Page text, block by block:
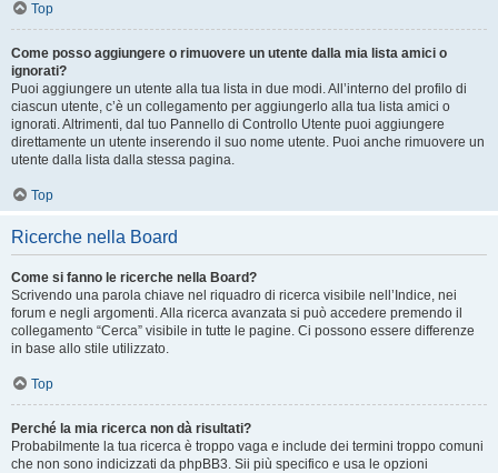
Top
Come posso aggiungere o rimuovere un utente dalla mia lista amici o
ignorati?
Puoi aggiungere un utente alla tua lista in due modi. All’interno del profilo di
ciascun utente, c’è un collegamento per aggiungerlo alla tua lista amici o
ignorati. Altrimenti, dal tuo Pannello di Controllo Utente puoi aggiungere
direttamente un utente inserendo il suo nome utente. Puoi anche rimuovere un
utente dalla lista dalla stessa pagina.
Top
Ricerche nella Board
Come si fanno le ricerche nella Board?
Scrivendo una parola chiave nel riquadro di ricerca visibile nell’Indice, nei
forum e negli argomenti. Alla ricerca avanzata si può accedere premendo il
collegamento “Cerca” visibile in tutte le pagine. Ci possono essere differenze
in base allo stile utilizzato.
Top
Perché la mia ricerca non dà risultati?
Probabilmente la tua ricerca è troppo vaga e include dei termini troppo comuni
che non sono indicizzati da phpBB3. Sii più specifico e usa le opzioni